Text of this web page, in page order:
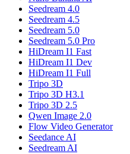
Seedream 4.0
Seedream 4.5
Seedream 5.0
Seedream 5.0 Pro
HiDream I1 Fast
HiDream I1 Dev
HiDream I1 Full
Tripo 3D
Tripo 3D H3.1
Tripo 3D 2.5
Qwen Image 2.0
Flow Video Generator
Seedance AI
Seedream AI